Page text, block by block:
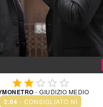
   
- GIUDIZIO MEDIO
2.04 - CONSIGLIATO NÌ